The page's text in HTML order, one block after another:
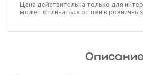
Цена действительна только для
может отличаться от цен в